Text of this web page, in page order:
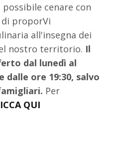
cenare con
proporVi
all'insegna dei
nostro territorio. Il
dal lunedì al
dalle ore 19:30, salvo
Per
QUI